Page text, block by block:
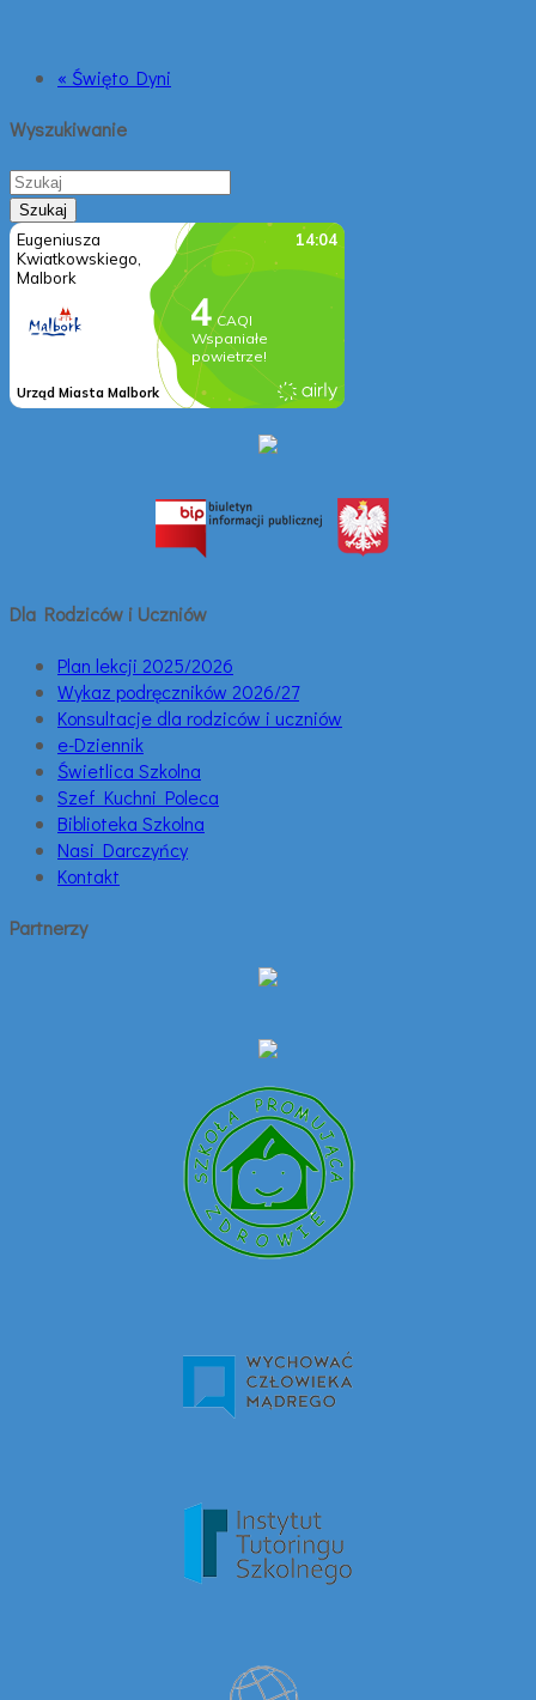
« Święto Dyni
Wyszukiwanie
Dla Rodziców i Uczniów
Plan lekcji 2025/2026
Wykaz podręczników 2026/27
Konsultacje dla rodziców i uczniów
e-Dziennik
Świetlica Szkolna
Szef Kuchni Poleca
Biblioteka Szkolna
Nasi Darczyńcy
Kontakt
Partnerzy